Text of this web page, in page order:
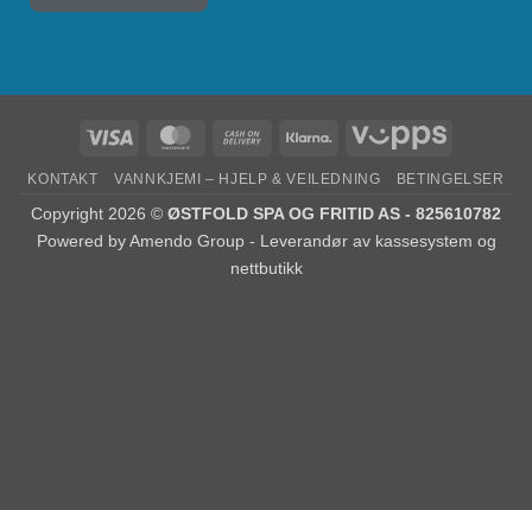
KONTAKT VANNKJEMI – HJELP & VEILEDNING BETINGELSER
Copyright 2026 © ØSTFOLD SPA OG FRITID AS - 825610782
Powered byAmendo Group - Leverandør av kassesystem og
nettbutikk